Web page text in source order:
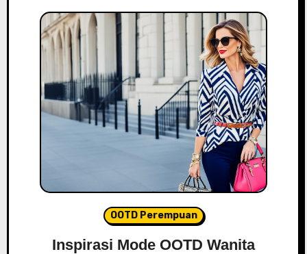
OOTD Perempuan
Inspirasi Mode OOTD Wanita